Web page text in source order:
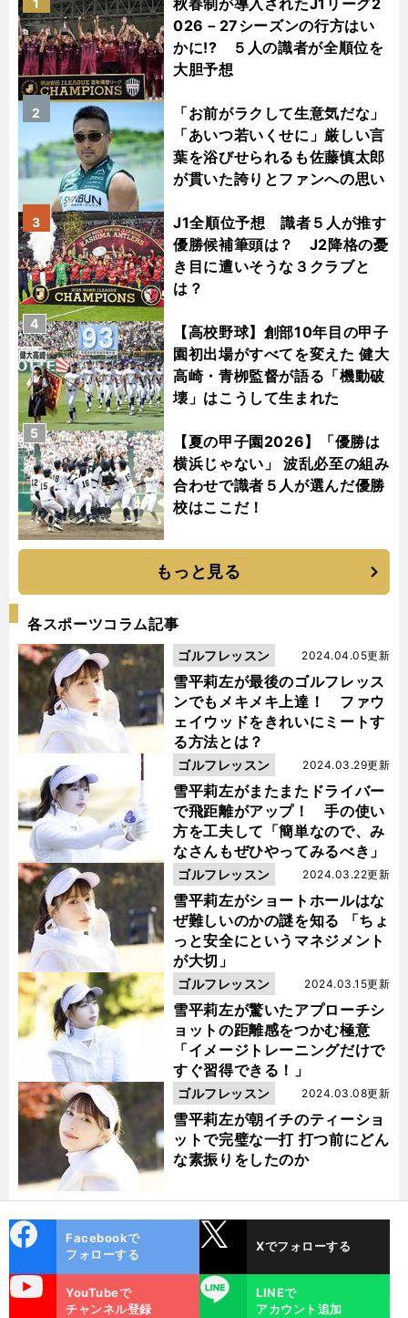
秋春制が導入されたJ1リーグ2
026－27シーズンの行方はい
かに!? ５人の識者が全順位を
大胆予想
1
「お前がラクして生意気だな」
「あいつ若いくせに」厳しい言
葉を浴びせられるも佐藤慎太郎
が貫いた誇りとファンへの思い
2
J1全順位予想 識者５人が推す
優勝候補筆頭は？ J2降格の憂
き目に遭いそうな３クラブと
は？
3
【高校野球】創部10年目の甲子
園初出場がすべてを変えた 健大
高崎・青栁監督が語る「機動破
壊」はこうして生まれた
4
【夏の甲子園2026】「優勝は
横浜じゃない」 波乱必至の組み
合わせで識者５人が選んだ優勝
校はここだ！
5
もっと見る
各スポーツコラム記事
雪平莉左が最後のゴルフレッス
ンでもメキメキ上達！ ファウ
ェイウッドをきれいにミートす
る方法とは？
2024.04.05更新
ゴルフレッスン
雪平莉左がまたまたドライバー
で飛距離がアップ！ 手の使い
方を工夫して「簡単なので、み
なさんもぜひやってみるべき」
2024.03.29更新
ゴルフレッスン
雪平莉左がショートホールはな
ぜ難しいのかの謎を知る 「ちょ
っと安全にというマネジメント
が大切」
2024.03.22更新
ゴルフレッスン
雪平莉左が驚いたアプローチシ
ョットの距離感をつかむ極意
「イメージトレーニングだけで
すぐ習得できる！」
2024.03.15更新
ゴルフレッスン
雪平莉左が朝イチのティーショ
ットで完璧な一打 打つ前にどん
な素振りをしたのか
2024.03.08更新
ゴルフレッスン
ok
Facebookで
フォローする
Xでフォローする
YouTubeで
チャンネル登録
LINE
LINEで
アカウント追加